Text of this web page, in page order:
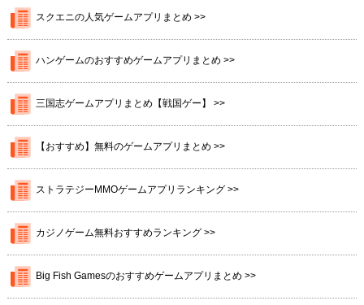
スクエニの人気ゲームアプリまとめ >>
ハンゲームのおすすめゲームアプリまとめ >>
三国志ゲームアプリまとめ【戦国ゲー】 >>
【おすすめ】無料のゲームアプリまとめ >>
ストラテジーMMOゲームアプリランキング >>
カジノゲーム無料おすすめランキング >>
Big Fish Gamesのおすすめゲームアプリまとめ >>